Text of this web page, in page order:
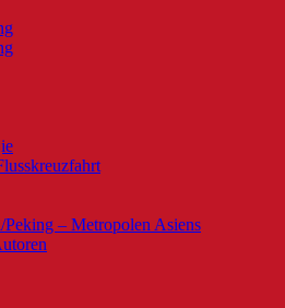
– Metropolen Asiens